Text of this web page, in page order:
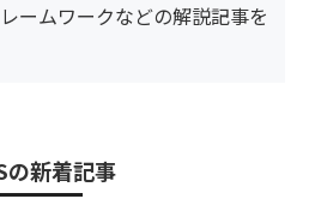
ームワークなどの解説記事を
の新着記事